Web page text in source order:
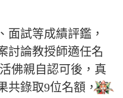
面試等成績評鑑，
討論教授師適任名
佛親自認可後，真
共錄取9位名額，錄